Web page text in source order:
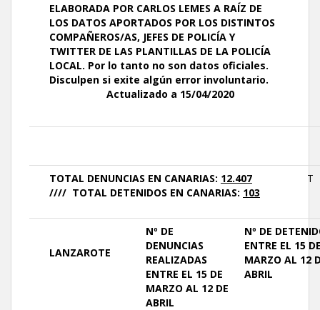
ELABORADA POR CARLOS LEMES A RAÍZ DE
LOS DATOS APORTADOS POR LOS DISTINTOS
COMPAÑEROS/AS, JEFES DE POLICÍA Y
TWITTER DE LAS PLANTILLAS DE LA POLICÍA
LOCAL. Por lo tanto no son datos oficiales.
Disculpen si exite algún error involuntario.
Actualizado a 15/04/2020
TOTAL DENUNCIAS EN CANARIAS: 12.407
//// TOTAL DETENIDOS EN CANARIAS: 103
T
LANZAROTE
Nº DE
DENUNCIAS
REALIZADAS
ENTRE EL 15 DE
MARZO AL 12 DE
ABRIL
Nº DE
ENTRE EL 15
MARZO AL 12
ABRIL